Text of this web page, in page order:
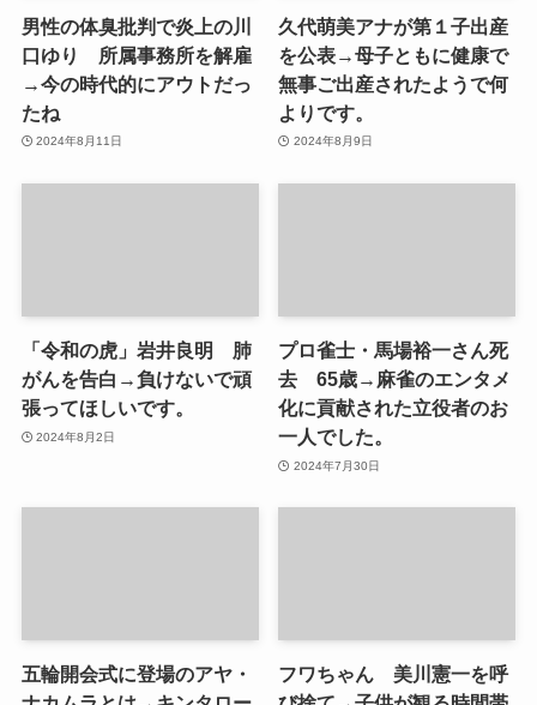
男性の体臭批判で炎上の川
口ゆり 所属事務所を解雇
→今の時代的にアウトだっ
たね
2024年8月11日
久代萌美アナが第１子出産
を公表→母子ともに健康で
無事ご出産されたようで何
よりです。
2024年8月9日
「令和の虎」岩井良明 肺
がんを告白→負けないで頑
張ってほしいです。
2024年8月2日
プロ雀士・馬場裕一さん死
去 65歳→麻雀のエンタメ
化に貢献された立役者のお
一人でした。
2024年7月30日
五輪開会式に登場のアヤ・
フワちゃん 美川憲一を呼